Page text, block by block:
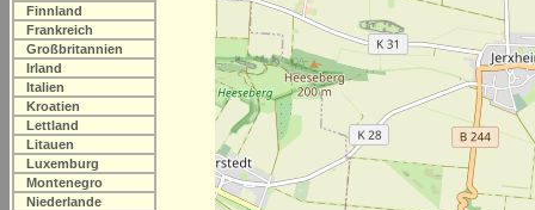
Finnland
Frankreich
Großbritannien
Irland
Italien
Kroatien
Lettland
Litauen
Luxemburg
Montenegro
Niederlande